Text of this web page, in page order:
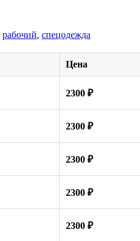
рабочий, спецодежда
Цена
2300 ₽
2300 ₽
2300 ₽
2300 ₽
2300 ₽